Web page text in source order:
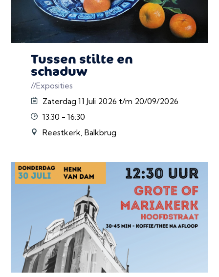
Tussen stilte en
schaduw
//Exposities
Zaterdag 11 Juli 2026 t/m 20/09/2026
13:30 - 16:30
Reestkerk, Balkbrug